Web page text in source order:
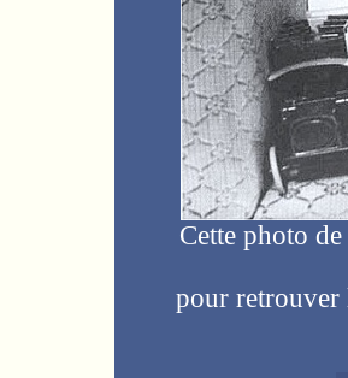
Cette photo de
pour retrouver